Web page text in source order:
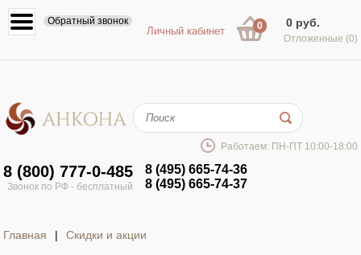
Обратный звонок 0 0 руб.
Отложенные (0)
Личный кабинет
Работаем: ПН-ПТ 10:00-18:00
8 (800) 777-0-485
Звонок по РФ - бесплатный
8 (495) 665-74-36
8 (495) 665-74-37
Главная | Скидки и акции